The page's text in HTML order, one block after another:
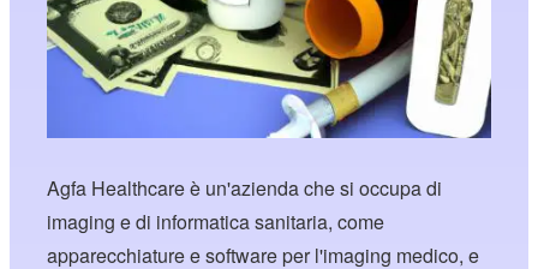
Agfa Healthcare è un'azienda che si occupa di
imaging e di informatica sanitaria, come
apparecchiature e software per l'imaging medico, e